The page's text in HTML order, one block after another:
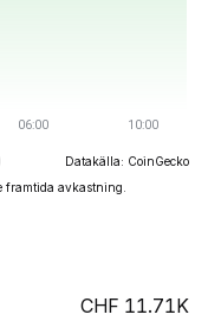
Datakälla: CoinGecko
avkastning.
11.71K